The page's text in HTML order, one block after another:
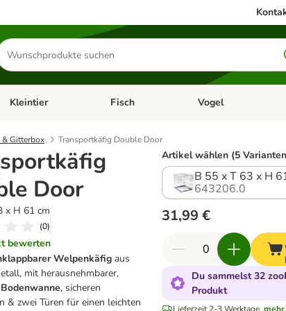
Zubehör
Kategorie-Menü öffnen: Hundefutter & Zubehör
Kleintier Kategorie-Menü öffnen: Kleintier
Fisch Kategorie-Menü
Vogel
Gitterbox Transportkäfig Double Door
Door
x H 61 cm
(0)
bewerten
Welpenkäfigaus
mit herausnehmbarer,
, sicheren
& zwei Türen für einen leichten
Artikel wählen (5
B 55 x T 63 x H
643206.0
31,99 €
Du sammelst 32
Produkt